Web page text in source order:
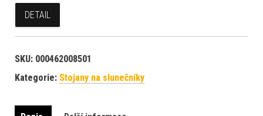
DETAIL
SKU: 000462008501
Kategorie: Stojany na slunečníky